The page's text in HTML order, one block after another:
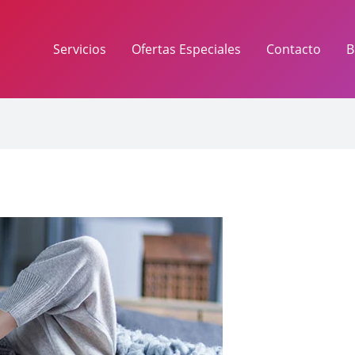
Servicios Ofertas Especiales Contacto